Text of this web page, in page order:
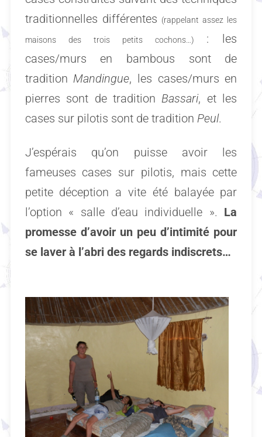
traditionnelles différentes (rappelant assez les
maisons des trois petits cochons…)
: les
cases/murs en bambous sont de
traditionMandingue, les cases/murs en
pierres sont de traditionBassari, et les
cases sur pilotis sont de tradition Peul.
J’espérais qu’on puisse avoir les
fameuses cases sur pilotis, mais cette
petite déception a vite été balayée par
l’option « salle d’eau individuelle ». La
promesse d’avoir un peu d’intimité pour
se laver à l’abri des regards indiscrets…